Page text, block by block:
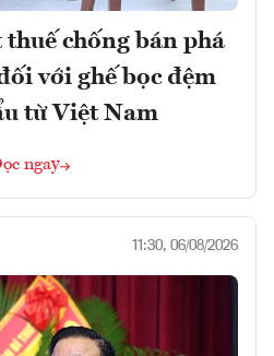
thuế chống bán phá
với ghế bọc đệm
từ Việt Nam
ngay
11:30, 06/08/2026